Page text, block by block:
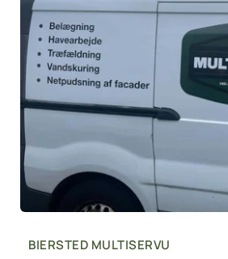
BIERSTED MULTISERVU